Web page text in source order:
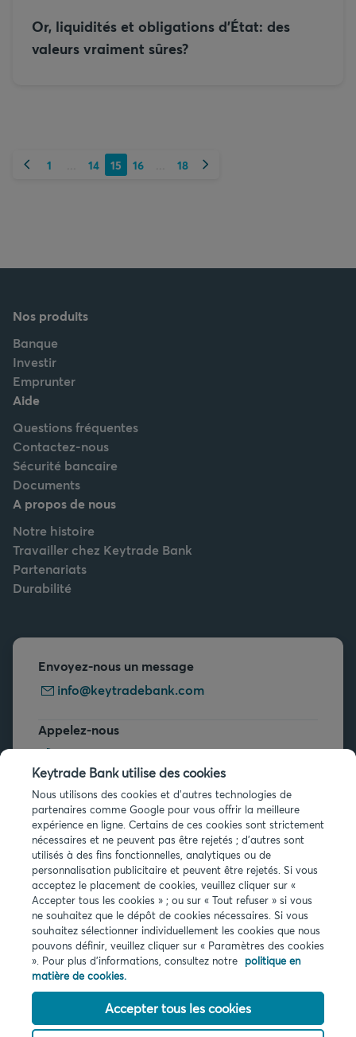
Or, liquidités et obligations d'État: des
valeurs vraiment sûres?
Précédent
1 14 15 16 18 Suivant
Nos produits
Banque
Investir
Emprunter
Aide
Questions fréquentes
Contactez-nous
Sécurité bancaire
Documents
A propos de nous
Notre histoire
Travailler chez Keytrade Bank
Partenariats
Durabilité
Envoyez-nous un message
info@keytradebank.com
Appelez-nous
+32 2 679 90 00
Vous avez des questions ?
Questions fréquentes
Infos légales
Privacy
Cookies
PSD2
Accessibilité
Keytrade Bank utilise des cookies
Nous utilisons des cookies et d'autres technologies de
partenaires comme Google pour vous offrir la meilleure
expérience en ligne. Certains de ces cookies sont strictement
nécessaires et ne peuvent pas être rejetés ; d'autres sont
utilisés à des fins fonctionnelles, analytiques ou de
personnalisation publicitaire et peuvent être rejetés. Si vous
acceptez le placement de cookies, veuillez cliquer sur «
Accepter tous les cookies » ; ou sur « Tout refuser » si vous
ne souhaitez que le dépôt de cookies nécessaires. Si vous
souhaitez sélectionner individuellement les cookies que nous
pouvons définir, veuillez cliquer sur « Paramètres des cookies
». Pour plus d'informations, consultez notre politique en
matière de cookies.
Accepter tous les cookies